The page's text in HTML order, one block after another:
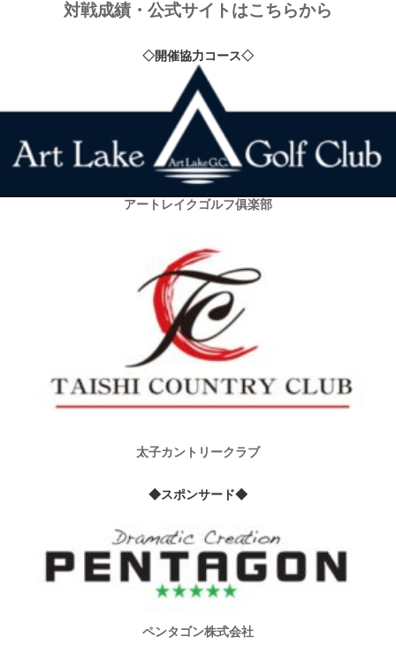
対戦成績・公式サイトはこちらから
◇開催協力コース◇
アートレイクゴルフ俱楽部
太子カントリークラブ
◆スポンサード◆
ペンタゴン株式会社